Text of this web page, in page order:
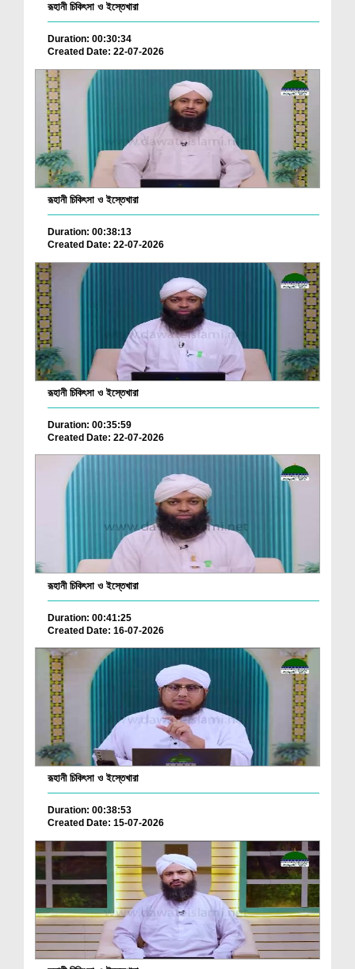
রূহানী চিকিৎসা ও ইস্তেখারা
Duration: 00:30:34
Created Date: 22-07-2026
রূহানী চিকিৎসা ও ইস্তেখারা
Duration: 00:38:13
Created Date: 22-07-2026
রূহানী চিকিৎসা ও ইস্তেখারা
Duration: 00:35:59
Created Date: 22-07-2026
রূহানী চিকিৎসা ও ইস্তেখারা
Duration: 00:41:25
Created Date: 16-07-2026
রূহানী চিকিৎসা ও ইস্তেখারা
Duration: 00:38:53
Created Date: 15-07-2026